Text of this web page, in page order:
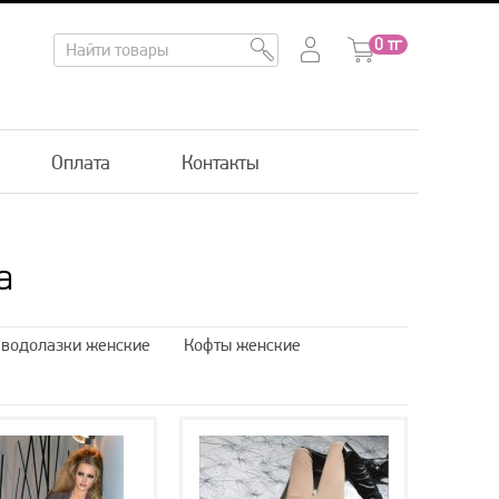
0 тг
Оплата Контакты
женские
Кофты женские
Пеньюары
Пеньюары женские
пеньюары
Топы женские